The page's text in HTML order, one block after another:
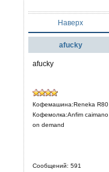
Наверх
afucky
afucky
Кофемашина:Reneka R80
Кофемолка:Anfim caimano
on demand
Сообщений: 591